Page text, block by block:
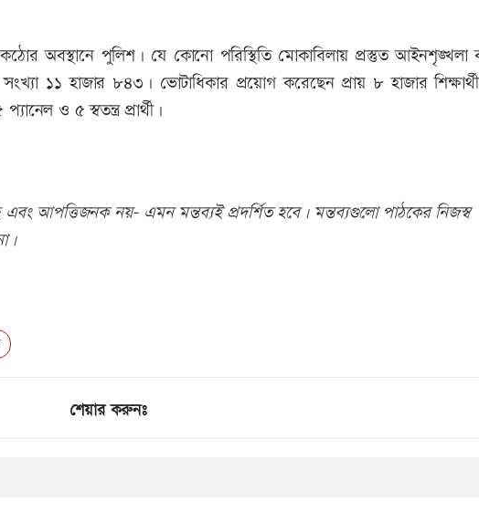
অবস্থানে পুলিশ। যে কোনো পরিস্থিতি মোকাবিলায় প্রস্তুত আইনশৃঙ্খলা
১১ হাজার ৮৪৩। ভোটাধিকার প্রয়োগ করেছেন প্রায় ৮ হাজার
ও ৫ স্বতন্ত্র প্রার্থী।
আপত্তিজনক নয়- এমন মন্তব্যই প্রদর্শিত হবে। মন্তব্যগুলো পাঠকের নিজস্ব
শেয়ার করুনঃ